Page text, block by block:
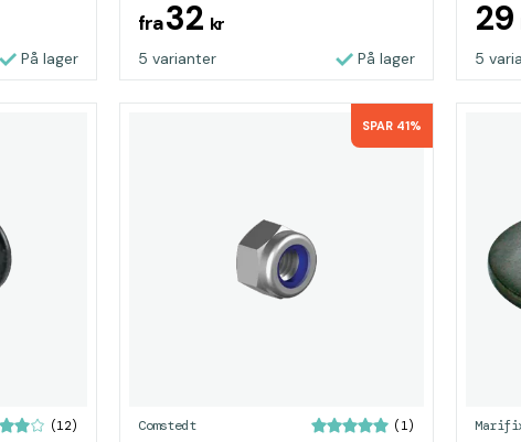
På lager
fra32 kr
5 varianter På lager
29
5
(12)
SPAR 41%
Comstedt (1)